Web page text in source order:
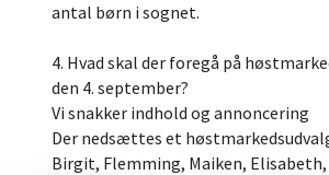
antal børn i sognet.
4. Hvad skal der foregå på
den 4. september?
Vi snakker indhold og annoncering
Der nedsættes et
Birgit, Flemming, Maiken, Elisabeth,